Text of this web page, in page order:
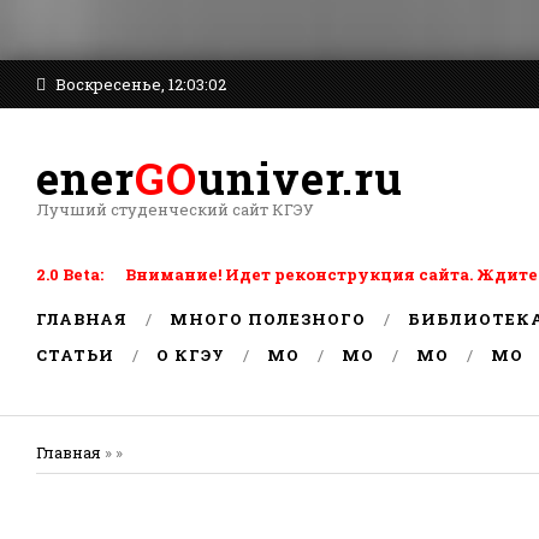
Воскресенье, 12:03:02
enerGOuniver.ru
Лучший студенческий сайт КГЭУ
2.0 Beta: Внимание! Идет реконструкция сайта. Ждите
ГЛАВНАЯ МНОГО ПОЛЕЗНОГО
СТАТЬИ
О КГЭУ MO MO MO MO
Главная » »